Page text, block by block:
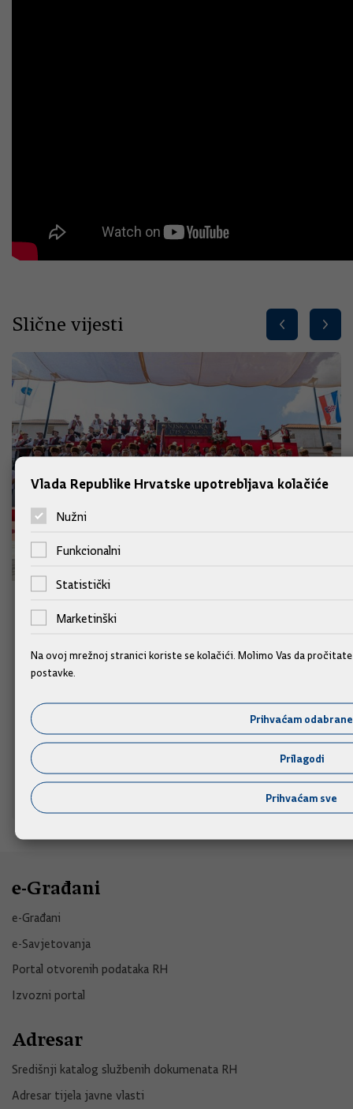
Slične vijesti
Podrška Alci osjeća se u svim krajevima
Hrvatske
Drago mi je da smo još jednom u Sinju, na 311. Sinjskoj
alci, poručio je predsjednik Vlade. Zaželio je uspjeh
alkarima, čestitao organizatorima i pozvao sve da još
jednom uživaju u, više od 300 godina staroj, tradiciji
Cetinskog kraja.
09.08.2026.
e-Građani
e-Građani
e-Savjetovanja
Portal otvorenih podataka RH
Izvozni portal
Adresar
Središnji katalog službenih dokumenata RH
Adresar tijela javne vlasti
Vlada Republike Hrvatske upotrebljava kolačiće
Nužni
Funkcionalni
Statistički
Marketinški
Na ovoj mrežnoj stranici koriste se kolačići. Molimo Vas da
postavke.
Prihvaćam odabrane
Prilagodi
Prihvaćam sve